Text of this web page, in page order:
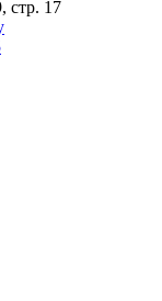
стр. 17